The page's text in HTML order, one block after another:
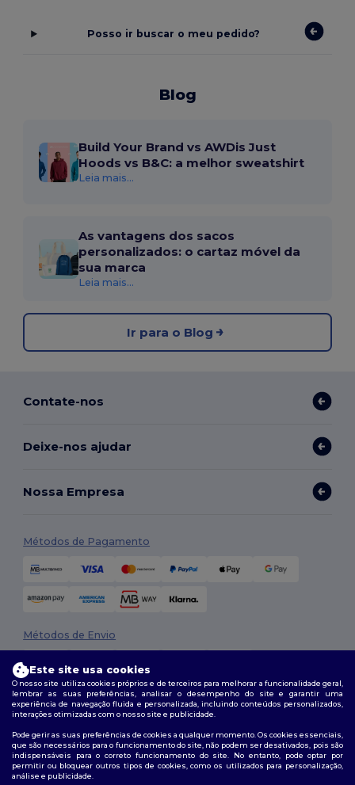
Posso ir buscar o meu pedido?
Blog
Build Your Brand vs AWDis Just
Hoods vs B&C: a melhor sweatshirt
Leia mais...
As vantagens dos sacos
personalizados: o cartaz móvel da
sua marca
Leia mais...
Ir para o Blog
Contate-nos
Deixe-nos ajudar
Nossa Empresa
Métodos de Pagamento
Métodos de Envio
Siga-nos
Este site usa cookies
O nosso site utiliza cookies próprios e de terceiros para melhorar a funcionalidade geral,
lembrar as suas preferências, analisar o desempenho do site e garantir uma
experiência de navegação fluida e personalizada, incluindo conteúdos personalizados,
interações otimizadas com o nosso site e publicidade.
Pode gerir as suas preferências de cookies a qualquer momento. Os cookies essenciais,
que são necessários para o funcionamento do site, não podem ser desativados, pois são
indispensáveis para o correto funcionamento do site. No entanto, pode optar por
permitir ou bloquear outros tipos de cookies, como os utilizados para personalização,
análise e publicidade.